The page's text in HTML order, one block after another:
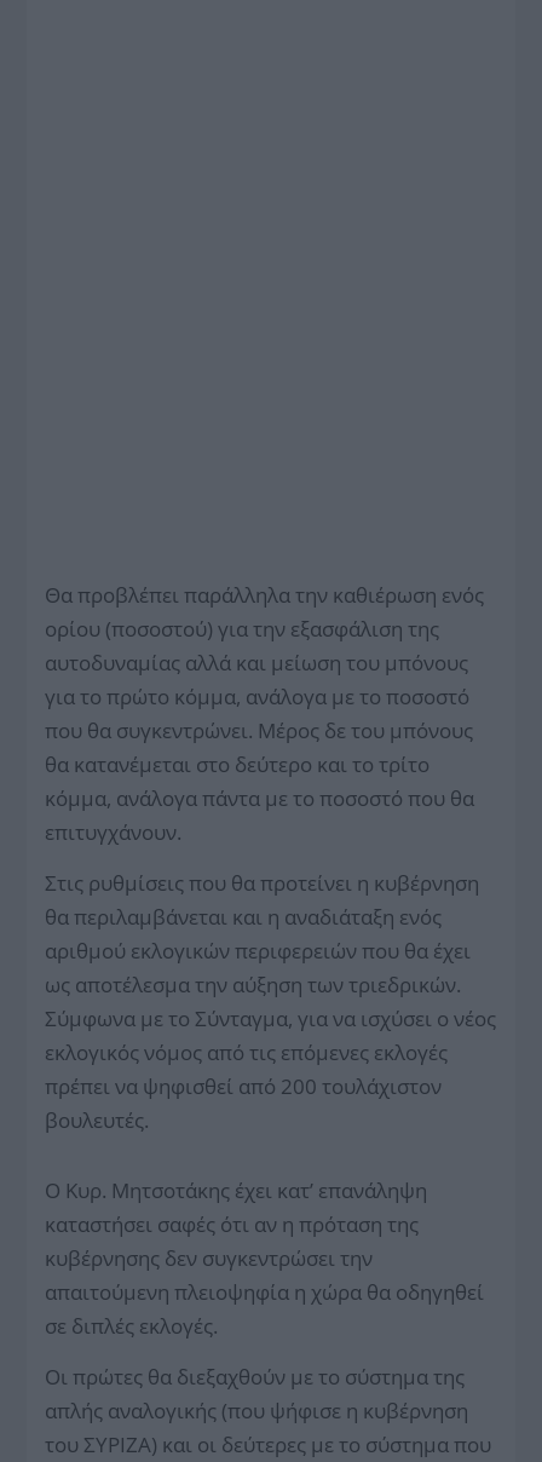
Θα προβλέπει παράλληλα την καθιέρωση ενός
ορίου (ποσοστού) για την εξασφάλιση της
αυτοδυναμίας αλλά και μείωση του μπόνους
για το πρώτο κόμμα, ανάλογα με το ποσοστό
που θα συγκεντρώνει. Μέρος δε του μπόνους
θα κατανέμεται στο δεύτερο και το τρίτο
κόμμα, ανάλογα πάντα με το ποσοστό που θα
επιτυγχάνουν.
Στις ρυθμίσεις που θα προτείνει η κυβέρνηση
θα περιλαμβάνεται και η αναδιάταξη ενός
αριθμού εκλογικών περιφερειών που θα έχει
ως αποτέλεσμα την αύξηση των τριεδρικών.
Σύμφωνα με το Σύνταγμα, για να ισχύσει ο νέος
εκλογικός νόμος από τις επόμενες εκλογές
πρέπει να ψηφισθεί από 200 τουλάχιστον
βουλευτές.
Ο Κυρ. Μητσοτάκης έχει κατ’ επανάληψη
καταστήσει σαφές ότι αν η πρόταση της
κυβέρνησης δεν συγκεντρώσει την
απαιτούμενη πλειοψηφία η χώρα θα οδηγηθεί
σε διπλές εκλογές.
Οι πρώτες θα διεξαχθούν με το σύστημα της
απλής αναλογικής (που ψήφισε η κυβέρνηση
του ΣΥΡΙΖΑ) και οι δεύτερες με το σύστημα που